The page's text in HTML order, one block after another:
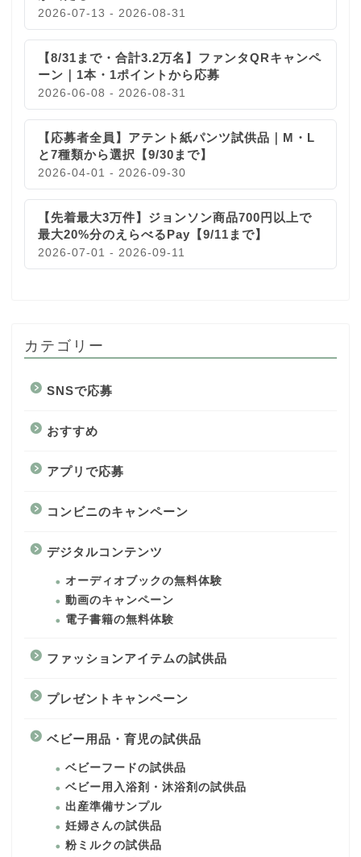
2026-07-13 - 2026-08-31
【8/31まで・合計3.2万名】ファンタQRキャンペ
ーン｜1本・1ポイントから応募
2026-06-08 - 2026-08-31
【応募者全員】アテント紙パンツ試供品｜M・L
と7種類から選択【9/30まで】
2026-04-01 - 2026-09-30
【先着最大3万件】ジョンソン商品700円以上で
最大20%分のえらべるPay【9/11まで】
2026-07-01 - 2026-09-11
カテゴリー
SNSで応募
おすすめ
アプリで応募
コンビニのキャンペーン
デジタルコンテンツ
オーディオブックの無料体験
動画のキャンペーン
電子書籍の無料体験
ファッションアイテムの試供品
プレゼントキャンペーン
ベビー用品・育児の試供品
ベビーフードの試供品
ベビー用入浴剤・沐浴剤の試供品
出産準備サンプル
妊婦さんの試供品
粉ミルクの試供品